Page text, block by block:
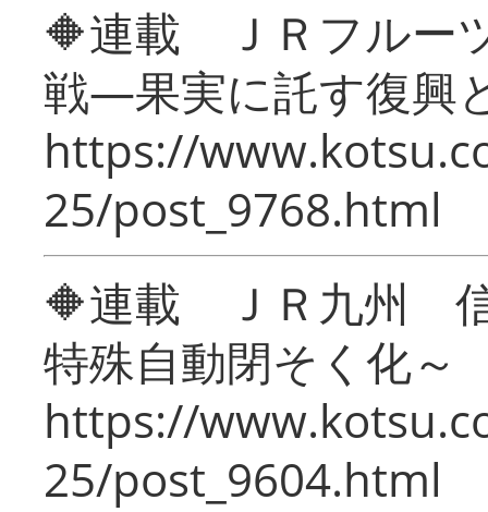
🔶連載 ＪＲフルー
戦―果実に託す復興
https://
25/post_9768.html
🔶連載 ＪＲ九州 信
特殊自動閉そく化～
https://
25/post_9604.html